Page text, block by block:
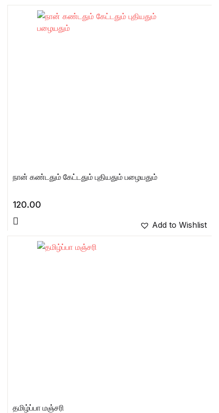
நான் கண்டதும் கேட்டதும் புதியதும் பழையதும்
120.00
Add to Wishlist
தமிழ்ப்பா மஞ்சரி